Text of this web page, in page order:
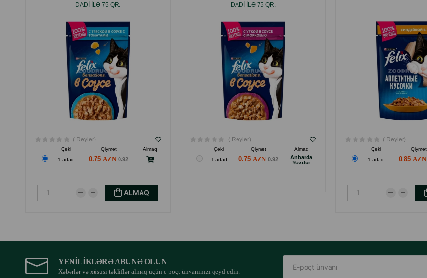
DADI ILƏ 75 QR.
( Rəylər)
Çəki Qiymət
Almaq
1 ədəd
0.75 0.92
ALMAQ
DADI ILƏ 75 QR.
( Rəylər)
Çəki Qiymət
Almaq
1 ədəd
0.75 0.92
Anbarda
Yoxdur
( Rəylər)
Çəki Qiymət
1 ədəd
0.85
YENILIKLƏRƏ ABUNƏ OLUN
Xəbərlər və xüsusi təkliflər almaq üçün e-poçt ünvanınızı qeyd edin.